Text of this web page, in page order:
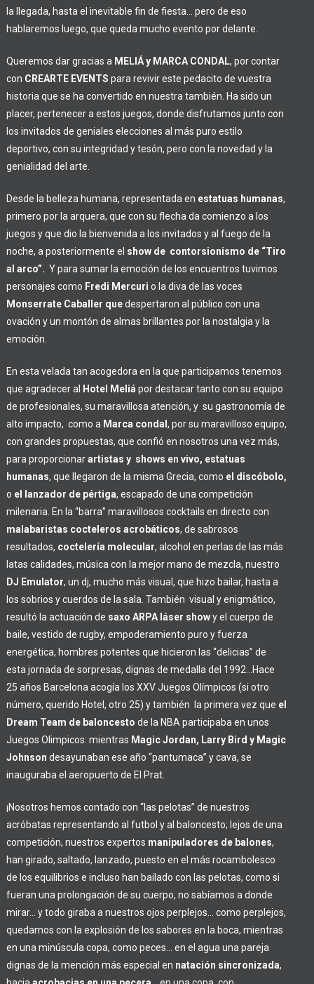
la llegada, hasta el inevitable fin de fiesta… pero de eso
hablaremos luego, que queda mucho evento por delante.
Queremos dar gracias a MELIÁ y MARCA CONDAL, por contar
con CREARTE EVENTS para revivir este pedacito de vuestra
historia que se ha convertido en nuestra también. Ha sido un
placer, pertenecer a estos juegos, donde disfrutamos junto con
los invitados de geniales elecciones al más puro estilo
deportivo, con su integridad y tesón, pero con la novedad y la
genialidad del arte.
Desde la belleza humana, representada en estatuas humanas,
primero por la arquera, que con su flecha da comienzo a los
juegos y que dio la bienvenida a los invitados y al fuego de la
noche, a posteriormente el show de contorsionismo de “Tiro
al arco”. Y para sumar la emoción de los encuentros tuvimos
personajes como Fredi Mercuri o la diva de las voces
Monserrate Caballer quedespertaron al público con una
ovación y un montón de almas brillantes por la nostalgia y la
emoción.
En esta velada tan acogedora en la que participamos tenemos
que agradecer al
Hotel Meliá por destacar tanto con su equipo
de profesionales, su maravillosa atención, y su gastronomía de
alto impacto, como a Marca condal , por su maravilloso equipo,
con grandes propuestas, que confió en nosotros una vez más,
para proporcionarartistas y shows en vivo, estatuas
humanas, que llegaron de la misma Grecia, como el discóbolo,
o el lanzador de pértiga, escapado de una competición
milenaria. En la “barra” maravillosos cocktails en directo con
malabaristas cocteleros acrobáticos, de sabrosos
resultados, coctelería molecular, alcohol en perlas de las más
latas calidades, música con la mejor mano de mezcla, nuestro
DJ Emulator, un dj, mucho más visual, que hizo bailar, hasta a
los sobrios y cuerdos de la sala. También visual y enigmático,
resultó la actuación de saxo ARPA láser showy el cuerpo de
baile, vestido de rugby, empoderamiento puro y fuerza
energética, hombres potentes que hicieron las “delicias” de
esta jornada de sorpresas, dignas de medalla del 1992…Hace
25 años Barcelona acogía los XXV Juegos Olímpicos (si otro
número, querido Hotel, otro 25) y también la primera vez que el
Dream Team de baloncesto de la NBA participaba en unos
Juegos Olimpicos: mientras Magic Jordan, Larry Bird y Magic
Johnson desayunaban ese año “pantumaca” y cava, se
inauguraba el aeropuerto de El Prat.
¡Nosotros hemos contado con “las pelotas” de nuestros
acróbatas representando al futbol y al baloncesto; lejos de una
competición, nuestros expertos manipuladores de balones,
han girado, saltado, lanzado, puesto en el más rocambolesco
de los equilibrios e incluso han bailado con las pelotas, como si
fueran una prolongación de su cuerpo, no sabíamos a donde
mirar… y todo giraba a nuestros ojos perplejos… como perplejos,
quedamos con la explosión de los sabores en la boca, mientras
en una minúscula copa, como peces… en el agua una pareja
dignas de la mención más especial en natación sincronizada,